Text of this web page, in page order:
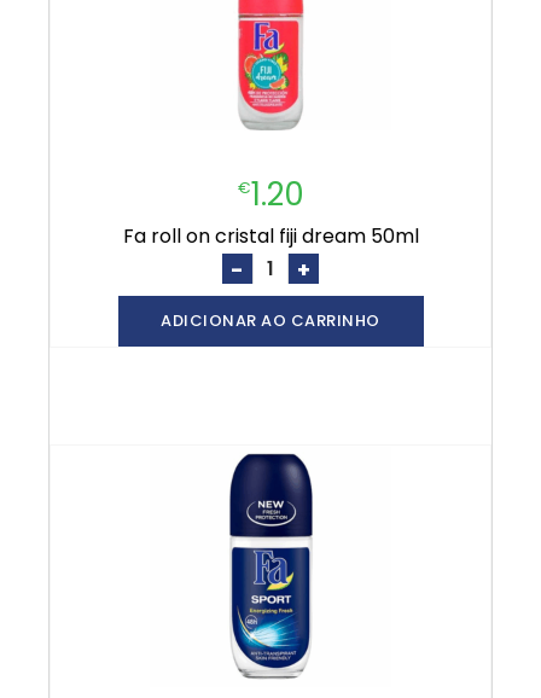
€1.20
fa roll on cristal fiji dream 50ml
- +
ADICIONAR AO CARRINHO